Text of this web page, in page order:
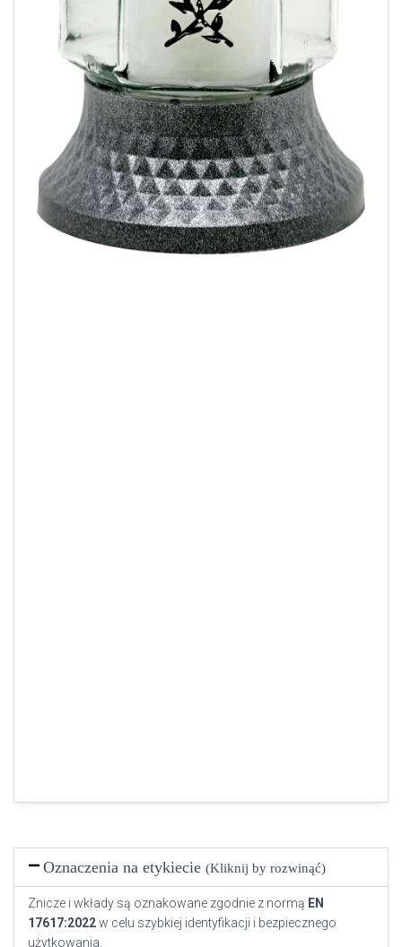
Oznaczenia na etykiecie (Kliknij by rozwinąć)
Znicze i wkłady są oznakowane zgodnie z normą EN
17617:2022w celu szybkiej identyfikacji i bezpiecznego
użytkowania.